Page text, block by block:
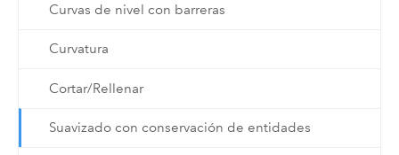
Curvas de nivel con barreras
Curvatura
Cortar/Rellenar
Suavizado con conservación de entidades